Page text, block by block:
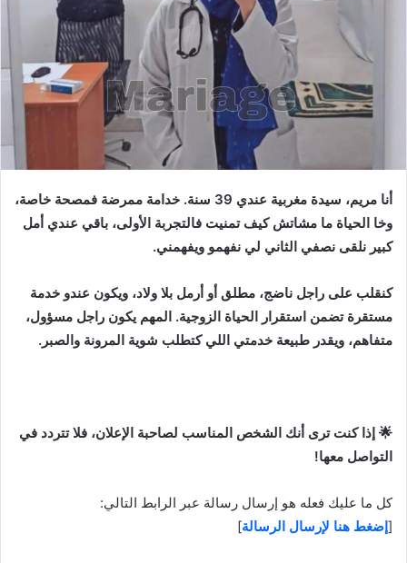
أنا مريم، سيدة مغربية عندي 39 سنة. خدامة ممرضة فمصحة خاصة،
وخا الحياة ما مشاتش كيف تمنيت فالتجربة الأولى، باقي عندي أمل
كبير نلقى نصفي الثاني لي نفهمو ويفهمني.
كنقلب على راجل ناضج، مطلق أو أرمل بلا ولاد، ويكون عندو خدمة
مستقرة تضمن استقرار الحياة الزوجية. المهم يكون راجل مسؤول،
متفاهم، ويقدر طبيعة خدمتي اللي كتطلب شوية المرونة والصبر.
🌟 إذا كنت ترى أنك الشخص المناسب لصاحبة الإعلان، فلا تتردد في
التواصل معها!
كل ما عليك فعله هو إرسال رسالة عبر الرابط التالي:
[إضغط هنا لإرسال الرسالة]